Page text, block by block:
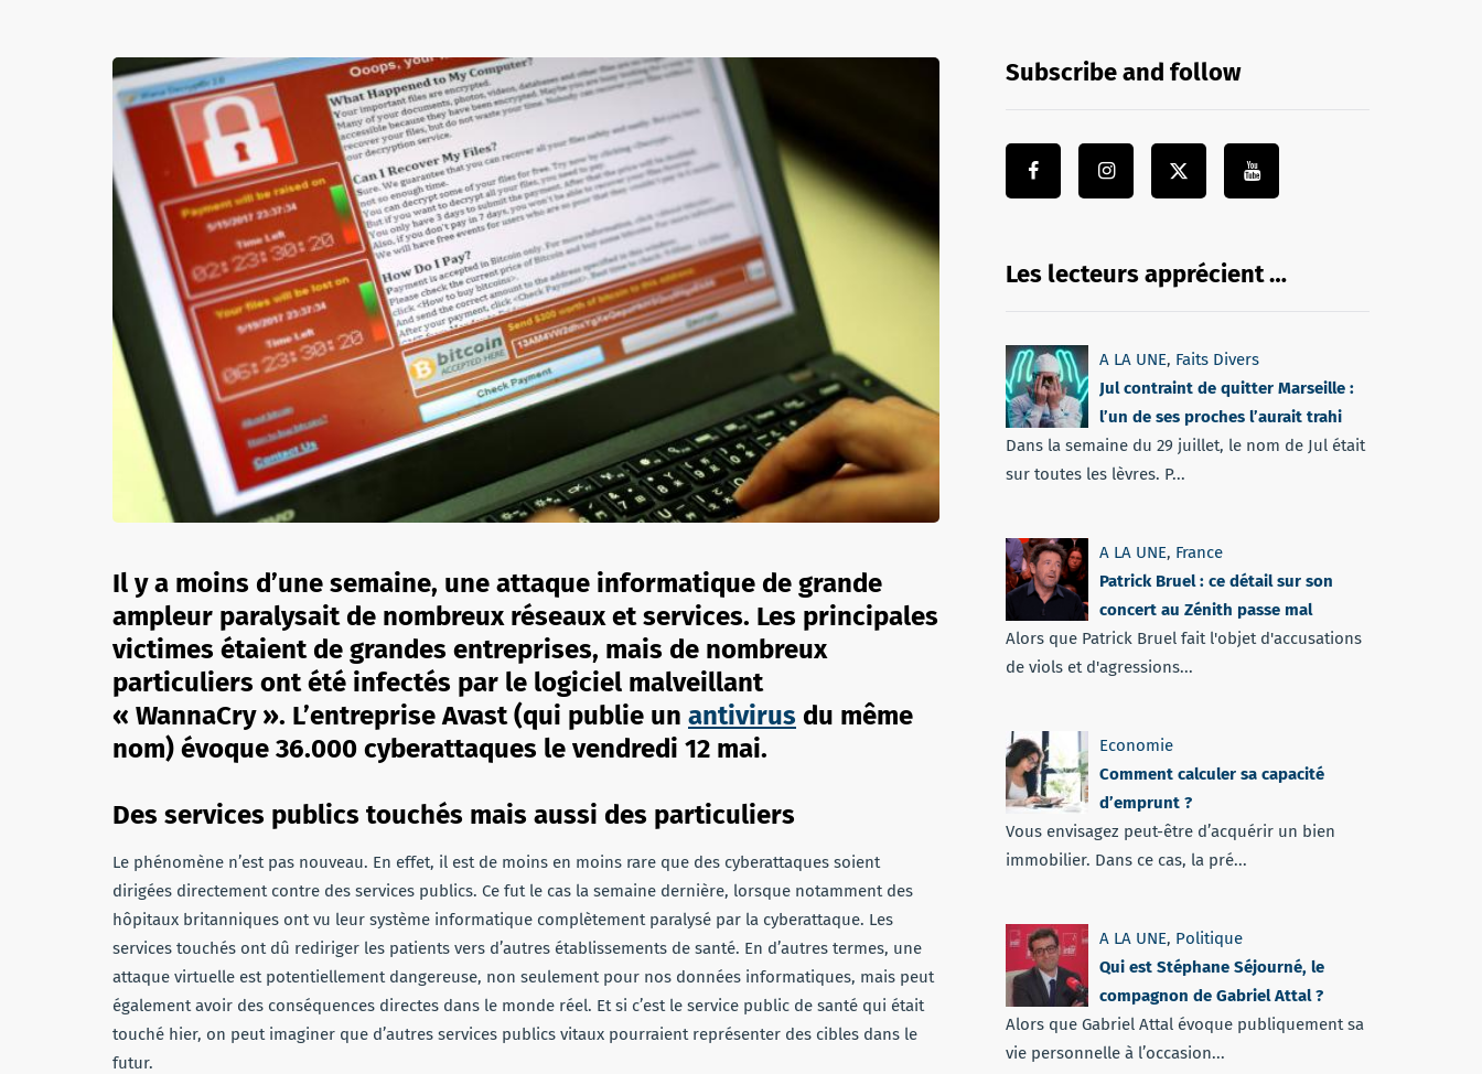
Il y a moins d’une semaine, une attaque informatique de grande
ampleur paralysait de nombreux réseaux et services. Les principales
victimes étaient de grandes entreprises, mais de nombreux
particuliers ont été infectés par le logiciel malveillant
« WannaCry ». L’entreprise Avast (qui publie un antivirus du même
nom) évoque 36.000 cyberattaques le vendredi 12 mai.
Des services publics touchés mais aussi des particuliers
Le phénomène n’est pas nouveau. En effet, il est de moins en moins rare que des cyberattaques soient
dirigées directement contre des services publics. Ce fut le cas la semaine dernière, lorsque notamment des
hôpitaux britanniques ont vu leur système informatique complètement paralysé par la cyberattaque. Les
services touchés ont dû rediriger les patients vers d’autres établissements de santé. En d’autres termes, une
attaque virtuelle est potentiellement dangereuse, non seulement pour nos données informatiques, mais peut
également avoir des conséquences directes dans le monde réel. Et si c’est le service public de santé qui était
touché hier, on peut imaginer que d’autres services publics vitaux pourraient représenter des cibles dans le
futur.
Subscribe and follow
Les lecteurs apprécient …
A LA UNE, Faits Divers
Jul contraint de quitter Marseille :
l’un de ses proches l’aurait trahi
Dans la semaine du 29 juillet, le nom de Jul était
sur toutes les lèvres. P...
A LA UNE, France
Patrick Bruel : ce détail sur son
concert au Zénith passe mal
Alors que Patrick Bruel fait l'objet d'accusations
de viols et d'agressions...
Economie
Comment calculer sa capacité
d’emprunt ?
Vous envisagez peut-être d’acquérir un bien
immobilier. Dans ce cas, la pré...
A LA UNE, Politique
Qui est Stéphane Séjourné, le
compagnon de Gabriel Attal ?
Alors que Gabriel Attal évoque publiquement sa
vie personnelle à l’occasion...